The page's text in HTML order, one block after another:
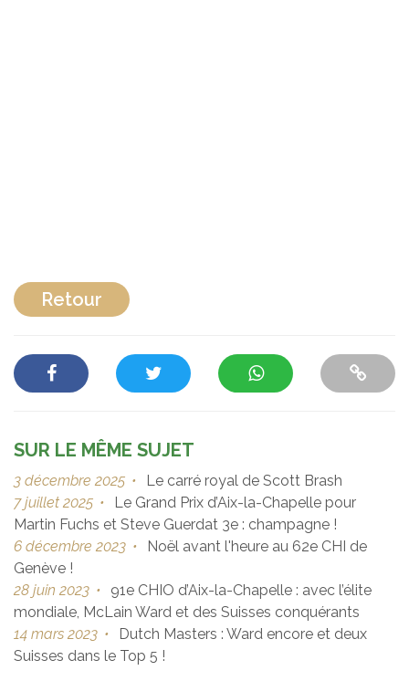
Retour
SUR LE MÊME SUJET
3 décembre 2025 •
Le carré royal de Scott Brash
7 juillet 2025 •
Le Grand Prix d’Aix-la-Chapelle pour
Martin Fuchs et Steve Guerdat 3e : champagne !
6 décembre 2023 •
Noël avant l'heure au 62e CHI de
Genève !
28 juin 2023 •
91e CHIO d’Aix-la-Chapelle : avec l’élite
mondiale, McLain Ward et des Suisses conquérants
14 mars 2023 •
Dutch Masters : Ward encore et deux
Suisses dans le Top 5 !